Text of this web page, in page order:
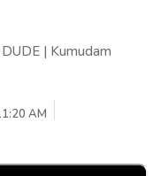
| Kumudam
AM